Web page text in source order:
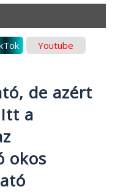
Youtube
de azért
a
okos